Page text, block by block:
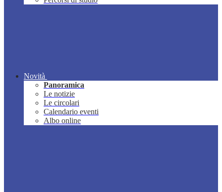
Novità
Panoramica
Le notizie
Le circolari
Calendario eventi
Albo online